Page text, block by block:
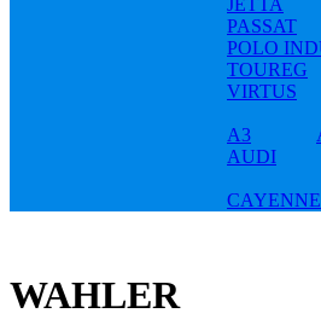
JETTA
PASSAT
POLO
TOUREG
VIRTUS
A3
AUDI
CAYENNE
WAHLER